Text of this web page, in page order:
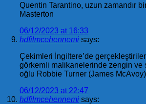
Quentin Tarantino, uzun zamandır
Masterton
06/12/2023 at 16:33
hdfilmcehennemi says:
Çekimleri İngiltere’de
görkemli malikanelerinde zengin ve
oğlu Robbie Turner (James
06/12/2023 at 22:47
hdfilmcehennemi says: